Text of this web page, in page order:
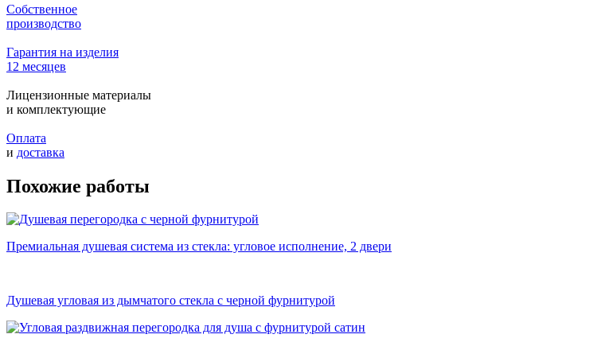
Собственное
производство
Гарантия на изделия
12 месяцев
Лицензионные материалы
и комплектующие
Оплата
и доставка
Похожие работы
Премиальная душевая система из стекла: угловое исполнение, 2 двери
Душевая угловая из дымчатого стекла с черной фурнитурой